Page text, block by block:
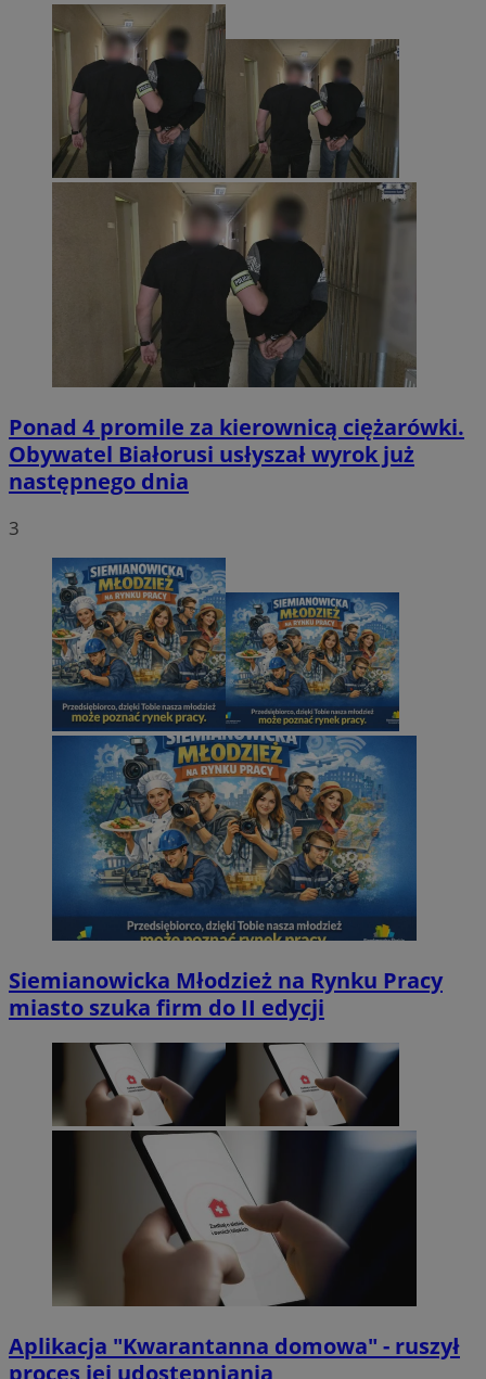
Ponad 4 promile za kierownicą ciężarówki.
Obywatel Białorusi usłyszał wyrok już
następnego dnia
3
Siemianowicka Młodzież na Rynku Pracy
miasto szuka firm do II edycji
Aplikacja "Kwarantanna domowa" - ruszył
proces jej udostępniania